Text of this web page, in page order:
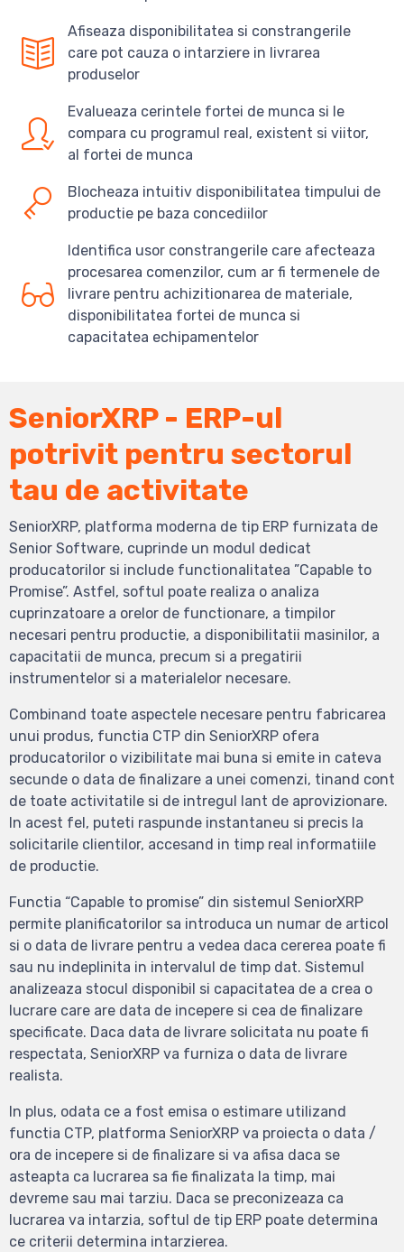
Afiseaza disponibilitatea si constrangerile
care pot cauza o intarziere in livrarea
produselor
Evalueaza cerintele fortei de munca si le
compara cu programul real, existent si viitor,
al fortei de munca
Blocheaza intuitiv disponibilitatea timpului de
productie pe baza concediilor
Identifica usor constrangerile care afecteaza
procesarea comenzilor, cum ar fi termenele de
livrare pentru achizitionarea de materiale,
disponibilitatea fortei de munca si
capacitatea echipamentelor
SeniorXRP - ERP-ul
potrivit pentru sectorul
tau de activitate
SeniorXRP, platforma moderna de tip ERP furnizata de
Senior Software, cuprinde un modul dedicat
producatorilor si include functionalitatea ”Capable to
Promise”. Astfel, softul poate realiza o analiza
cuprinzatoare a orelor de functionare, a timpilor
necesari pentru productie, a disponibilitatii masinilor, a
capacitatii de munca, precum si a pregatirii
instrumentelor si a materialelor necesare.
Combinand toate aspectele necesare pentru fabricarea
unui produs, functia CTP din SeniorXRP ofera
producatorilor o vizibilitate mai buna si emite in cateva
secunde o data de finalizare a unei comenzi, tinand cont
de toate activitatile si de intregul lant de aprovizionare.
In acest fel, puteti raspunde instantaneu si precis la
solicitarile clientilor, accesand in timp real informatiile
de productie.
Functia “Capable to promise” din sistemul SeniorXRP
permite planificatorilor sa introduca un numar de articol
si o data de livrare pentru a vedea daca cererea poate fi
sau nu indeplinita in intervalul de timp dat. Sistemul
analizeaza stocul disponibil si capacitatea de a crea o
lucrare care are data de incepere si cea de finalizare
specificate. Daca data de livrare solicitata nu poate fi
respectata, SeniorXRP va furniza o data de livrare
realista.
In plus, odata ce a fost emisa o estimare utilizand
functia CTP, platforma SeniorXRP va proiecta o data /
ora de incepere si de finalizare si va afisa daca se
asteapta ca lucrarea sa fie finalizata la timp, mai
devreme sau mai tarziu. Daca se preconizeaza ca
lucrarea va intarzia, softul de tip ERP poate determina
ce criterii determina intarzierea.